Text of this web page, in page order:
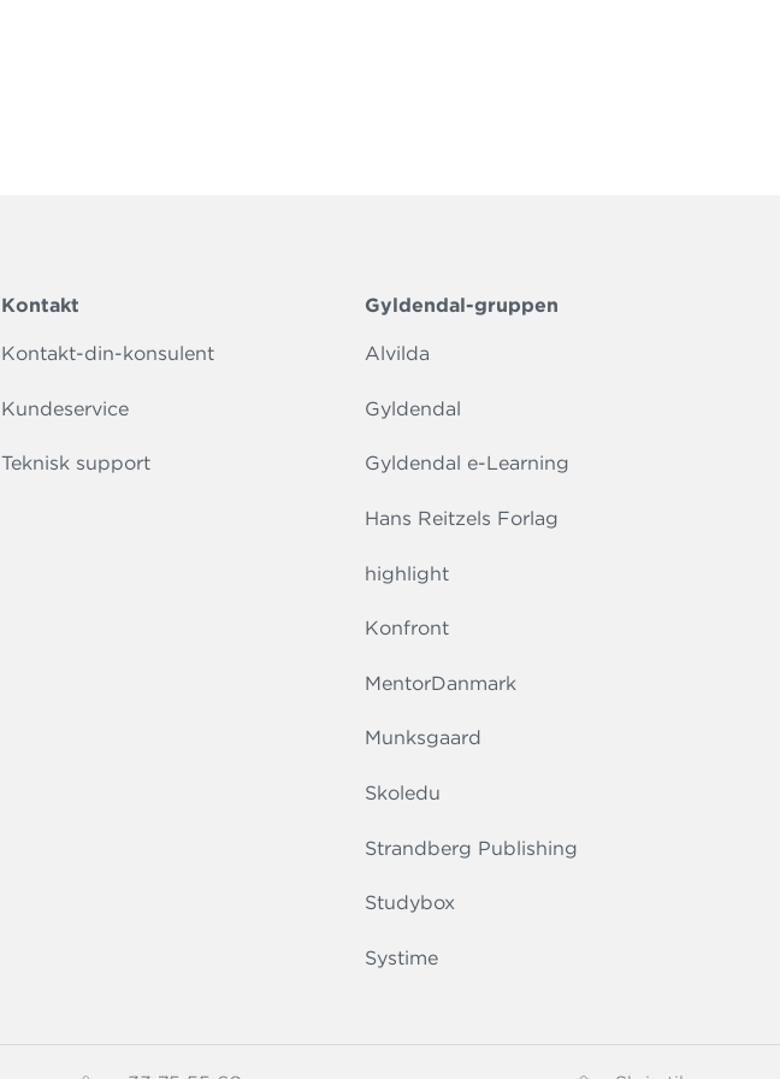
Kontakt
Kontakt-din-konsulent
Kundeservice
Teknisk support
Gyldendal-gruppen
Alvilda
Gyldendal
Gyldendal e-Learning
Hans Reitzels Forlag
highlight
Konfront
MentorDanmark
Munksgaard
Skoledu
Strandberg Publishing
Studybox
Systime